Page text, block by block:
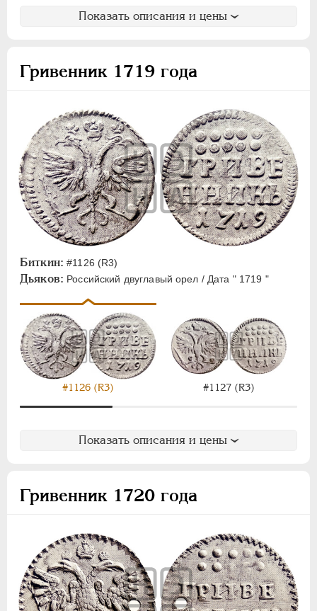
Показать описания и цены
Гривенник 1719 года
Биткин: #1126 (R3)
Дьяков: Российский двуглавый орел / Дата " 1719 "
#1126 (R3) #1127 (R3)
Показать описания и цены
Гривенник 1720 года